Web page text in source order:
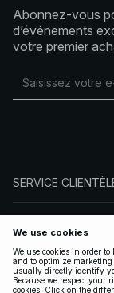
Abonnez-vous
d’événements
votre premier
SERVICE
SUIVEZ-NOUS